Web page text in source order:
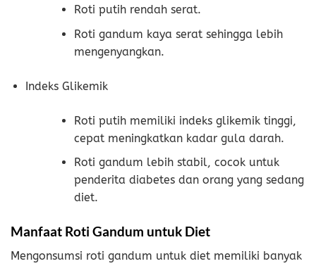
Roti putih rendah serat.
Roti gandum kaya serat sehingga lebih
mengenyangkan.
Indeks Glikemik
Roti putih memiliki indeks glikemik tinggi,
cepat meningkatkan kadar gula darah.
Roti gandum lebih stabil, cocok untuk
penderita diabetes dan orang yang sedang
diet.
Manfaat Roti Gandum untuk Diet
Mengonsumsi roti gandum untuk diet memiliki banyak